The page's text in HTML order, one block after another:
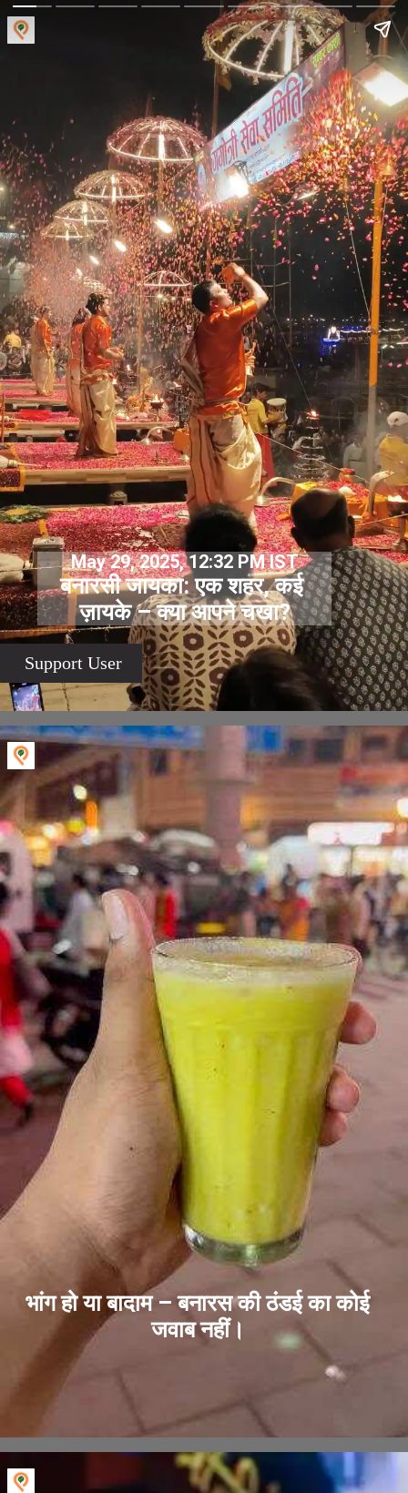
May 29, 2025, 12:32 PM IST
बनारसी जायका: एक शहर, कई
ज़ायके – क्या आपने चखा?
Support User
भांग हो या बादाम – बनारस की ठंडई का कोई
जवाब नहीं।